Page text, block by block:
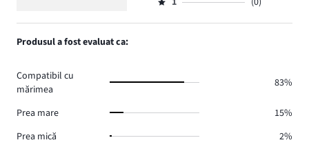
37.
5.
2,
Evaluare
1,
Produsul a fost evaluat ca:
Compatibil cu
mărimea
83%
Prea mare
15%
Prea mică
2%